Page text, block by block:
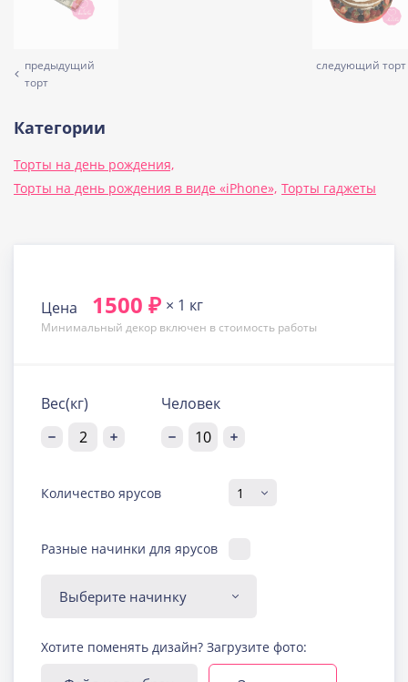
предыдущий
торт
следующий торт
Категории
Торты на день рождения,
Торты на день рождения в виде «iPhone», Торты гаджеты
Цена 1500 ₽ × 1 кг
Минимальный декор включен в стоимость работы
Вес(кг) Человек
Количество ярусов
Разные начинки для ярусов
Диабетическая-
безглютеновая начинка
Узнать подробнее о начинке
Хотите поменять дизайн? Загрузите фото: